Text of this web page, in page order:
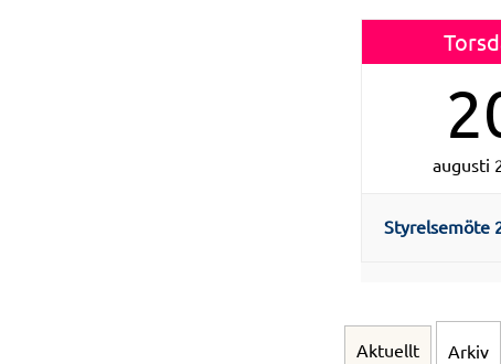
augusti
Styrelsemöte
Aktuellt Arkiv